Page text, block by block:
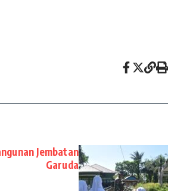
Jembatan
Garuda